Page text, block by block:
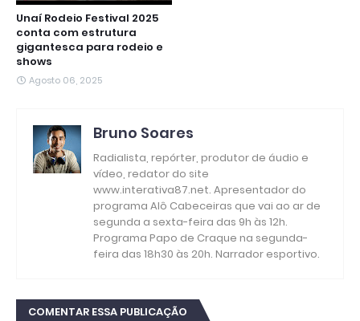
Unaí Rodeio Festival 2025
conta com estrutura
gigantesca para rodeio e
shows
Agosto 06, 2025
Bruno Soares
Radialista, repórter, produtor de áudio e
vídeo, redator do site
www.interativa87.net. Apresentador do
programa Alô Cabeceiras que vai ao ar de
segunda a sexta-feira das 9h às 12h.
Programa Papo de Craque na segunda-
feira das 18h30 às 20h. Narrador esportivo.
COMENTAR ESSA PUBLICAÇÃO